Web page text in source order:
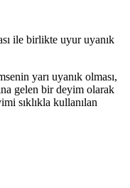
ile birlikte uyur uyanık
yarı uyanık olması,
gelen bir deyim olarak
sıklıkla kullanılan